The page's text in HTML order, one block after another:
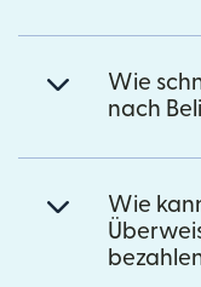
Wie
nach
Wie